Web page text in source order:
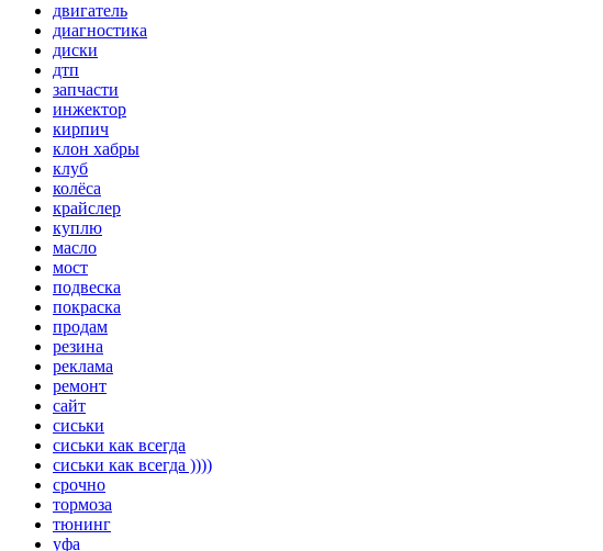
двигатель
диагностика
диски
дтп
запчасти
инжектор
кирпич
клон хабры
клуб
колёса
крайслер
куплю
масло
мост
подвеска
покраска
продам
резина
реклама
ремонт
сайт
сиськи
сиськи как всегда
сиськи как всегда ))))
срочно
тормоза
тюнинг
уфа